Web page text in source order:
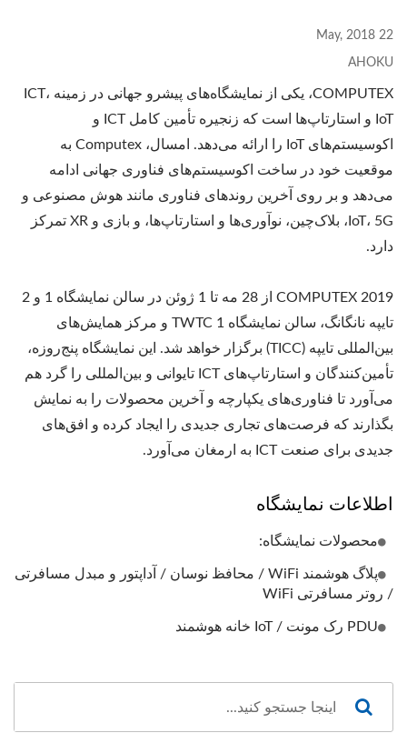
22 May, 2018
AHOKU
COMPUTEX، یکی از نمایشگاه‌های پیشرو جهانی در زمینه ICT،
IoT و استارتاپ‌ها است که زنجیره تأمین کامل ICT و
اکوسیستم‌های IoT را ارائه می‌دهد. امسال، Computex به
موقعیت خود در ساخت اکوسیستم‌های فناوری جهانی ادامه
می‌دهد و بر روی آخرین روندهای فناوری مانند هوش مصنوعی و
IoT، 5G، بلاک‌چین، نوآوری‌ها و استارتاپ‌ها، و بازی و XR تمرکز
دارد.
COMPUTEX 2019 از 28 مه تا 1 ژوئن در سالن نمایشگاه 1 و 2
تایپه نانگانگ، سالن نمایشگاه TWTC 1 و مرکز همایش‌های
بین‌المللی تایپه (TICC) برگزار خواهد شد. این نمایشگاه پنج‌روزه،
تأمین‌کنندگان و استارتاپ‌های ICT تایوانی و بین‌المللی را گرد هم
می‌آورد تا فناوری‌های یکپارچه و آخرین محصولات را به نمایش
بگذارند که فرصت‌های تجاری جدیدی را ایجاد کرده و افق‌های
جدیدی برای صنعت ICT به ارمغان می‌آورد.
اطلاعات نمایشگاه
محصولات نمایشگاه:
پلاگ هوشمند WiFi / محافظ نوسان / آداپتور و مبدل مسافرتی
/ روتر مسافرتی WiFi
PDU رک مونت / IoT خانه هوشمند